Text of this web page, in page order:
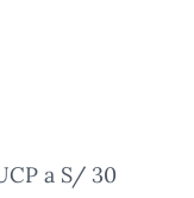
a S/ 30